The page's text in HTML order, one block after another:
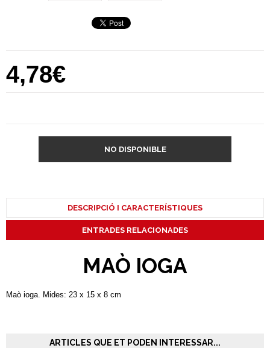
4,78€
NO DISPONIBLE
DESCRIPCIÓ I CARACTERÍSTIQUES
ENTRADES RELACIONADES
MAÒ IOGA
Maò ioga. Mides: 23 x 15 x 8 cm
ARTICLES QUE ET PODEN INTERESSAR...